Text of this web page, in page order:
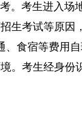
考生进入场
生考试等原因
食宿等费用
。考生经身份